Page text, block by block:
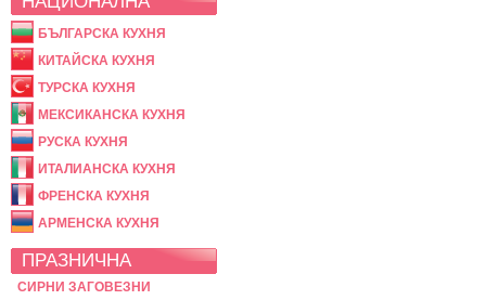
БЪЛГАРСКА КУХНЯ
КИТАЙСКА КУХНЯ
ТУРСКА КУХНЯ
МЕКСИКАНСКА КУХНЯ
РУСКА КУХНЯ
ИТАЛИАНСКА КУХНЯ
ФРЕНСКА КУХНЯ
АРМЕНСКА КУХНЯ
ПРАЗНИЧНА
СИРНИ ЗАГОВЕЗНИ